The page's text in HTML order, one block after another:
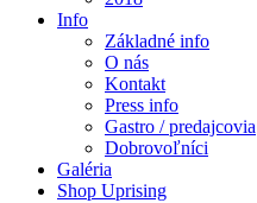
Info
Základné info
O nás
Kontakt
Press info
Gastro / predajcovia
Dobrovoľníci
Galéria
Shop Uprising